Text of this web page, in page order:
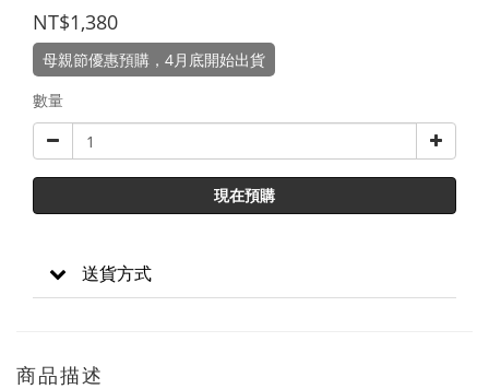
NT$1,380
母親節優惠預購，4月底開始出貨
數量
現在預購
送貨方式
商品描述